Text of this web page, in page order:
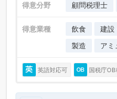
得意分野 顧問税理士
得意業種 飲食 建設
製造
アミ
英語対応可 国税庁